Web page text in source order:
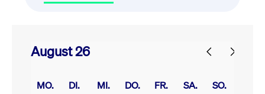
August 26
MO. DI. MI. DO. FR. SA. SO.